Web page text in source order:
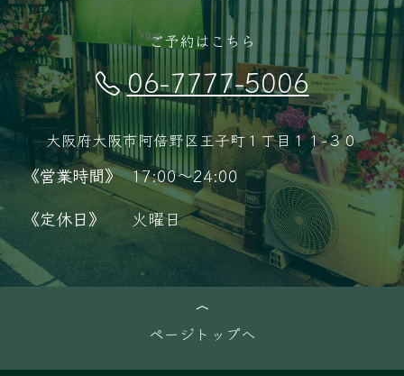
ご予約はこちら
06-7777-5006
大阪府大阪市阿倍野区王子町１丁目１１−３０
《営業時間》 17:00～24:00
《定休日》
火曜日
ページトップへ